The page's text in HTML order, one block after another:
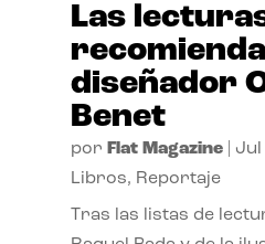
Las
diseñador
Benet
por Flat Magazine| Jul
Libros, Reportaje
Tras las listas de